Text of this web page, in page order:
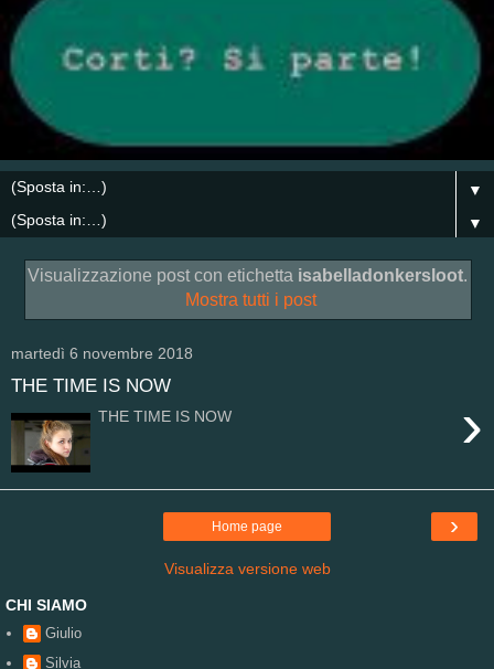
▼
▼
Visualizzazione post con etichetta isabelladonkersloot.
Mostra tutti i post
martedì 6 novembre 2018
THE TIME IS NOW
›
THE TIME IS NOW
›
Home page
Visualizza versione web
CHI SIAMO
Giulio
Silvia